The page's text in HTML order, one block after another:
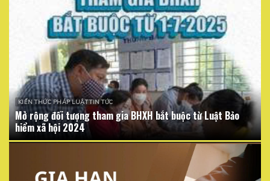
KIẾN THỨC PHÁP LUẬT TIN TỨC
Mở rộng đối tượng tham gia BHXH bắt buộc từ Luật Bảo
hiểm xã hội 2024